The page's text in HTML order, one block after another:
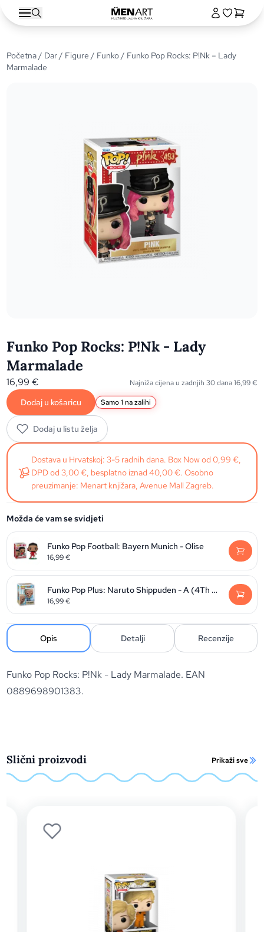
Početna/ Dar/ Figure / Funko/ Funko Pop Rocks: P!Nk – Lady
Marmalade
Funko Pop Rocks: P!Nk - Lady
Marmalade
16,99€ Najniža cijena u zadnjih 30 dana16,99€
Dodaj u košaricu Samo 1 na zalihi
Dodaj u listu želja
Dostava u Hrvatskoj: 3-5 radnih dana. Box Now od 0,99 €,
DPD od 3,00 €, besplatno iznad 40,00 €. Osobno
preuzimanje: Menart knjižara, Avenue Mall Zagreb.
Možda će vam se svidjeti
Funko Pop Football: Bayern Munich - Olise
16,99€
Funko Pop Plus: Naruto Shippuden - A (4Th Raikage)
16,99€
Opis Detalji Recenzije
Funko Pop Rocks: P!Nk - Lady Marmalade. EAN
0889698901383.
Slični proizvodi Prikaži sve